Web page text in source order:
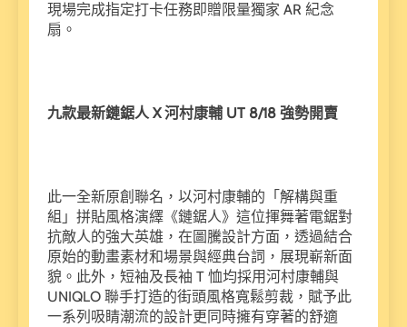
現場完成指定打卡任務即贈限量獨家 AR 紀念
扇。
九款最新鏈鋸人 X河村康輔 UT 8/18 強勢開賣
此一全新原創聯名，以河村康輔的「解構與重
組」拼貼風格演繹《鏈鋸人》這位揮舞著電鋸對
抗敵人的強大英雄，在圖騰設計方面，透過結合
原始的動畫素材和場景與經典台詞，展現嶄新面
貌。此外，短袖及長袖 T 恤均採用河村康輔與
UNIQLO 聯手打造的街頭風格寬鬆剪裁，賦予此
一系列吸睛潮流的設計更同時擁有穿著的舒適